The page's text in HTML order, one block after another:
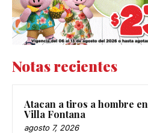
Notas recientes
Atacan a tiros a hombre en
Villa Fontana
agosto 7, 2026